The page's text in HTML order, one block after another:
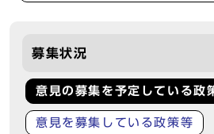
募集状況
意見の募集を予定している政
意見を募集している政策等